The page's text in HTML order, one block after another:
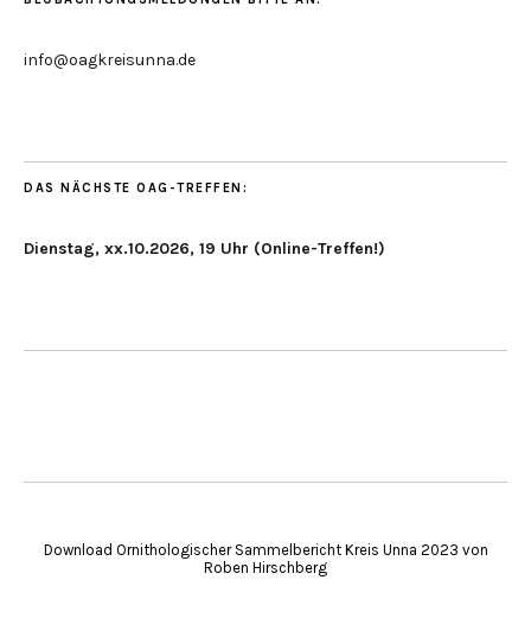
info@oagkreisunna.de
DAS NÄCHSTE OAG-TREFFEN:
Dienstag, xx.10.2026, 19 Uhr (Online-Treffen!)
Download Ornithologischer Sammelbericht Kreis Unna 2023 von
Roben Hirschberg